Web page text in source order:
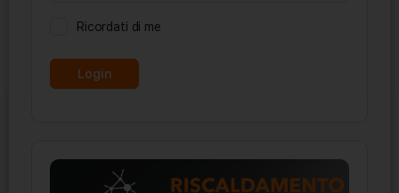
Ricordati di me